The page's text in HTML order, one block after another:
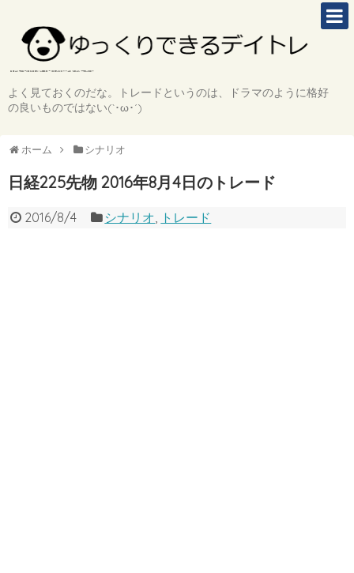
よく見ておくのだな。トレードというのは、ドラマのように格好
の良いものではない(`･ω･´)
ホーム シナリオ
日経225先物 2016年8月4日のトレード
2016/8/4 シナリオ トレード